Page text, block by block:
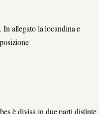
In allegato la locandina e
è divisa in due parti distinte